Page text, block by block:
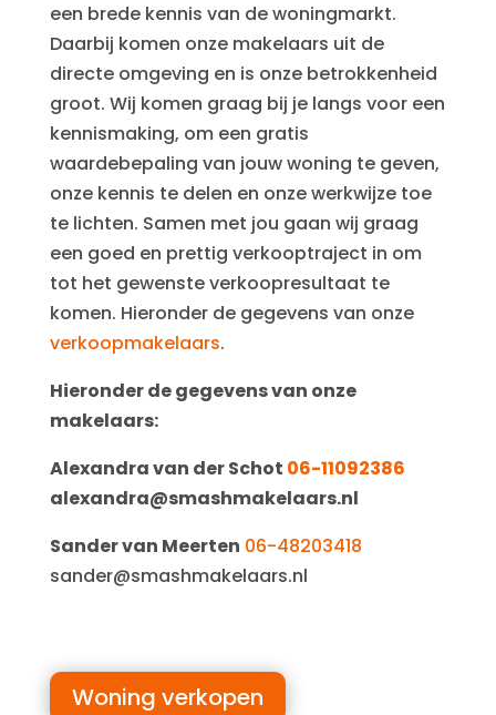
een brede kennis van de woningmarkt.
Daarbij komen onze makelaars uit de
directe omgeving en is onze betrokkenheid
groot. Wij komen graag bij je langs voor een
kennismaking, om een gratis
waardebepaling van jouw woning te geven,
onze kennis te delen en onze werkwijze toe
te lichten. Samen met jou gaan wij graag
een goed en prettig verkooptraject in om
tot het gewenste verkoopresultaat te
komen. Hieronder de gegevens van onze
verkoopmakelaars.
Hieronder de gegevens van onze
makelaars:
Alexandra van der Schot 06-11092386
alexandra@smashmakelaars.nl
Sander van Meerten 06-48203418
sander@smashmakelaars.nl
Woning verkopen